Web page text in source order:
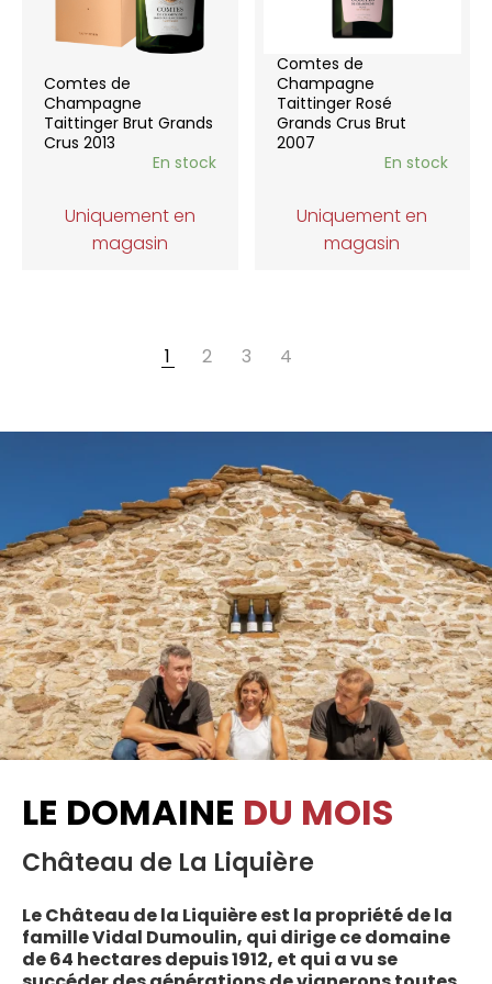
Comtes de
Champagne
Taittinger Brut Grands
Crus 2013
En stock
Uniquement en
magasin
Comtes de
Champagne
Taittinger Rosé
Grands Crus Brut
2007
En stock
Uniquement en
magasin
1 2 3 4
LE DOMAINE DU MOIS
Château de La Liquière
Le Château de la Liquière est la propriété de la
famille Vidal Dumoulin, qui dirige ce domaine
de 64 hectares depuis 1912, et qui a vu se